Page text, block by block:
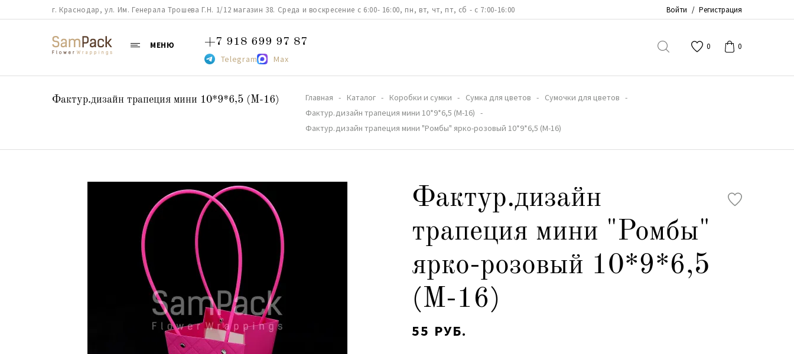
г. Краснодар, ул. Им. Генерала Трошева Г.Н. 1/12 магазин 38. Среда и воскресение с 6:00- 16:00, пн, вт, чт, пт, сб - с 7:00-16:00 Войти / Регистрация
МЕНЮ +7 918 699 97 87
Telegram Max
0 0
Фактур.дизайн трапеция мини 10*9*6,5 (М-16) Главная Каталог Коробки и сумки Сумка для цветов
Сумочки для цветов
Фактур.дизайн трапеция мини 10*9*6,5 (М-16)
Фактур.дизайн трапеция мини "Ромбы" ярко-розовый 10*9*6,5 (М-16)
Фактур.дизайн
трапеция мини "Ромбы"
ярко-розовый 10*9*6,5
(М-16)
55 РУБ.